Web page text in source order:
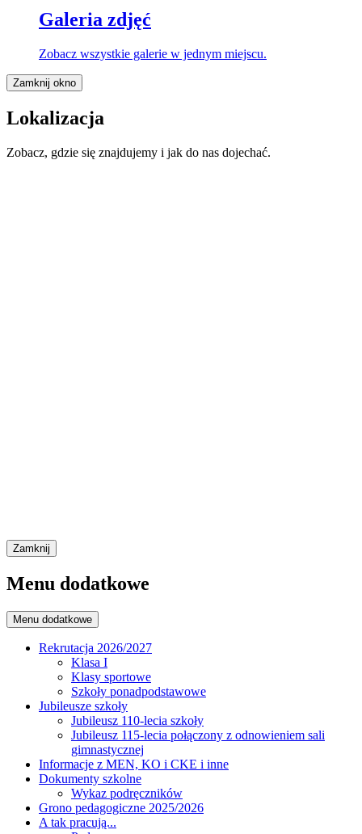
Galeria zdjęć
Zobacz wszystkie galerie w jednym miejscu.
Zamknij okno
Lokalizacja
Zobacz, gdzie się znajdujemy i jak do nas dojechać.
Zamknij
Menu dodatkowe
Menu dodatkowe
Rekrutacja 2026/2027
Klasa I
Klasy sportowe
Szkoły ponadpodstawowe
Jubileusze szkoły
Jubileusz 110-lecia szkoły
Jubileusz 115-lecia połączony z odnowieniem sali
gimnastycznej
Informacje z MEN, KO i CKE i inne
Dokumenty szkolne
Wykaz podręczników
Grono pedagogiczne 2025/2026
A tak pracują...